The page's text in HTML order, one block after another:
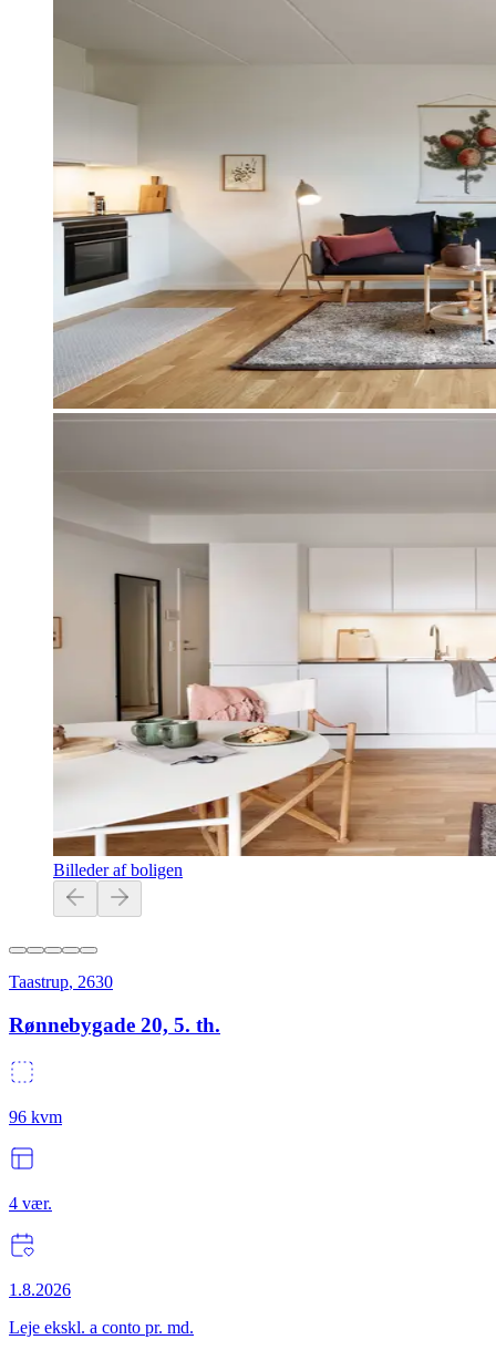
Billeder af boligen
Taastrup, 2630
Rønnebygade 20, 5. th.
96 kvm
4 vær.
1.8.2026
Leje ekskl. a conto pr. md.